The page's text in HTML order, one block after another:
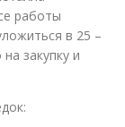
работы
в 25 –
закупку и